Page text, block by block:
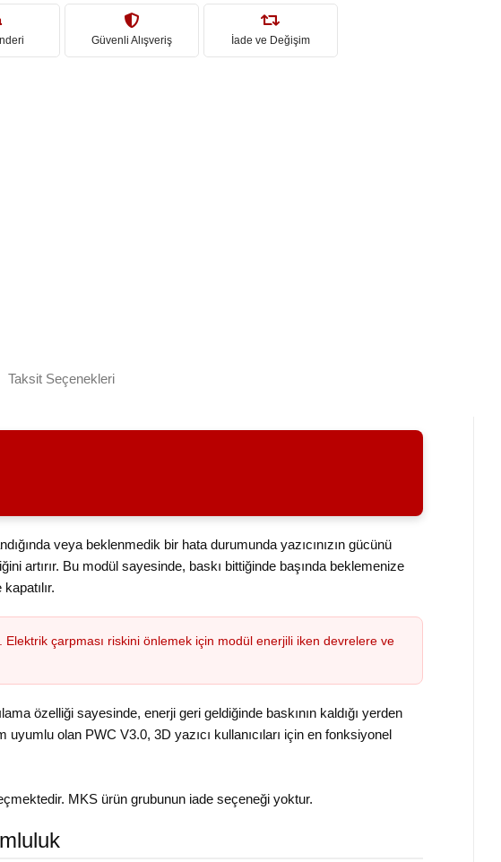
Güvenli Alışveriş İade ve Değişim
Taksit Seçenekleri
veya beklenmedik bir hata durumunda yazıcınızın gücünü
artırır. Bu modül sayesinde, baskı bittiğinde başında beklemenize
çarpması riskini önlemek için modül enerjili iken devrelere ve
özelliği sayesinde, enerji geri geldiğinde baskının kaldığı yerden
olan PWC V3.0, 3D yazıcı kullanıcıları için en fonksiyonel
MKS ürün grubunun iade seçeneği yoktur.